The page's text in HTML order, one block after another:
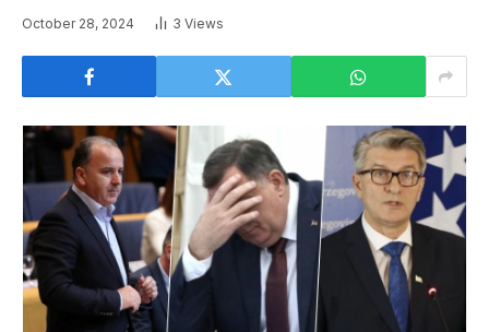
October 28, 2024 3 Views